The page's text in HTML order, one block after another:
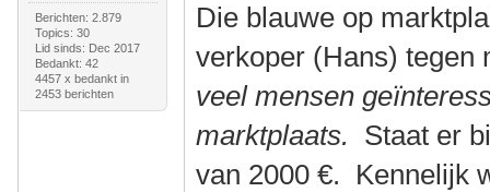
Berichten: 2.879
Topics: 30
Lid sinds: Dec 2017
Bedankt: 42
4457 x bedankt in
2453 berichten
Die blauwe op
verkoper (Hans) tegen
veel mensen
marktplaats. Staat er
van 2000 €. Kennelijk